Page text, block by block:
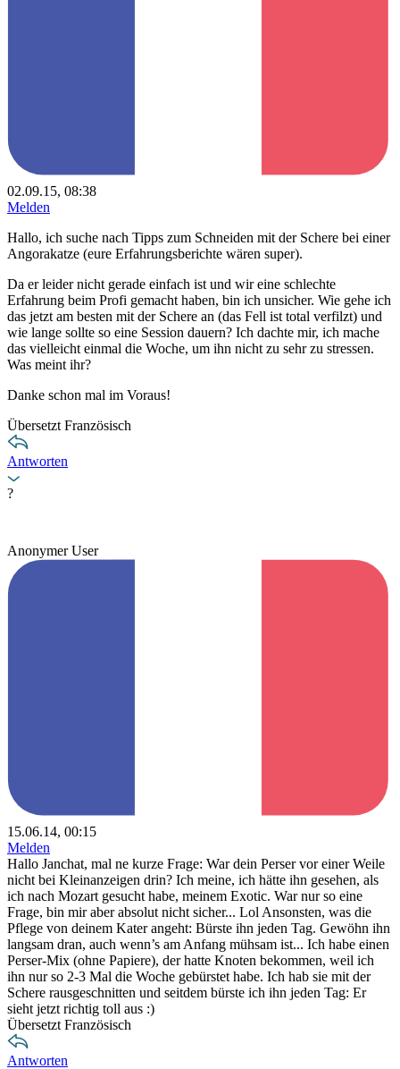
02.09.15, 08:38
Melden
Hallo, ich suche nach Tipps zum Schneiden mit der Schere bei einer
Angorakatze (eure Erfahrungsberichte wären super).
Da er leider nicht gerade einfach ist und wir eine schlechte
Erfahrung beim Profi gemacht haben, bin ich unsicher. Wie gehe ich
das jetzt am besten mit der Schere an (das Fell ist total verfilzt) und
wie lange sollte so eine Session dauern? Ich dachte mir, ich mache
das vielleicht einmal die Woche, um ihn nicht zu sehr zu stressen.
Was meint ihr?
Danke schon mal im Voraus!
Übersetzt Französisch
Antworten
?
Anonymer User
15.06.14, 00:15
Melden
Hallo Janchat, mal ne kurze Frage: War dein Perser vor einer Weile
nicht bei Kleinanzeigen drin? Ich meine, ich hätte ihn gesehen, als
ich nach Mozart gesucht habe, meinem Exotic. War nur so eine
Frage, bin mir aber absolut nicht sicher... Lol Ansonsten, was die
Pflege von deinem Kater angeht: Bürste ihn jeden Tag. Gewöhn ihn
langsam dran, auch wenn’s am Anfang mühsam ist... Ich habe einen
Perser-Mix (ohne Papiere), der hatte Knoten bekommen, weil ich
ihn nur so 2-3 Mal die Woche gebürstet habe. Ich hab sie mit der
Schere rausgeschnitten und seitdem bürste ich ihn jeden Tag: Er
sieht jetzt richtig toll aus :)
Übersetzt Französisch
Antworten